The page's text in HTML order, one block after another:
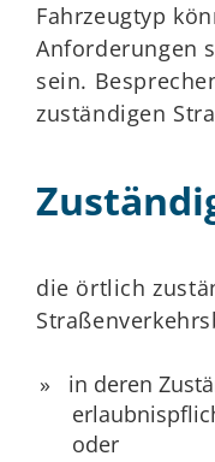
Fahrzeugtyp
Anforderungen
sein.
zuständigen
die örtlich
in deren
oder